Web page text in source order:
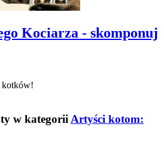
Kociarza - skomponuj
kotków!
w kategorii Artyści kotom: